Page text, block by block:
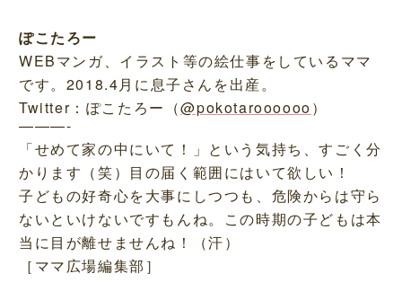
ぽこたろー
WEBマンガ、イラスト等の絵仕事をしているママ
です。2018.4月に息子さんを出産。
Twitter：ぽこたろー（@pokotaroooooo）
———-
「せめて家の中にいて！」という気持ち、すごく分
かります（笑）目の届く範囲にはいて欲しい！
子どもの好奇心を大事にしつつも、危険からは守ら
ないといけないですもんね。この時期の子どもは本
当に目が離せませんね！（汗）
［ママ広場編集部］